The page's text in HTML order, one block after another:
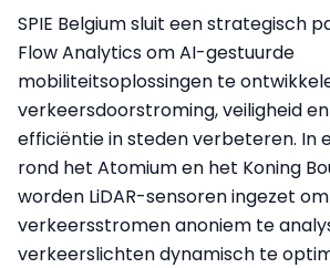
SPIE Belgium sluit een strategisch
Flow Analytics om AI-gestuurde
mobiliteitsoplossingen te
verkeersdoorstroming, veiligheid
efficiëntie in steden verbeteren. In
rond het Atomium en het Koning
worden LiDAR-sensoren ingezet
verkeersstromen anoniem te
verkeerslichten dynamisch te